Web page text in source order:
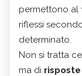
permettono al
riflessi
determinato.
Non si tratta
ma di